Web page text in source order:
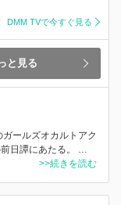
DMM TVで今すぐ見る
と見る
ガールズオカルトアク
日譚にあたる。 …
>>続きを読む